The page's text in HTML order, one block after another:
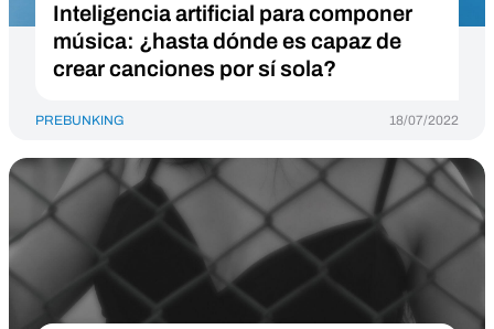
Inteligencia artificial para componer
música: ¿hasta dónde es capaz de
crear canciones por sí sola?
PREBUNKING 18/07/2022